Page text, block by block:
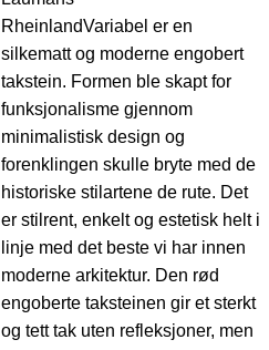
RheinlandVariabel er en
silkematt og moderne engobert
takstein. Formen ble skapt for
funksjonalisme gjennom
minimalistisk design og
forenklingen skulle bryte med de
historiske stilartene de rute. Det
er stilrent, enkelt og estetisk helt i
linje med det beste vi har innen
moderne arkitektur. Den rød
engoberte taksteinen gir et sterkt
og tett tak uten refleksjoner, men